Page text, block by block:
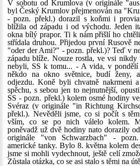
V sobotu od Krumlova (v originále
byl Český Krumlov přejmenován na
- pozn. překl.) dorazil s koňmi i
blížila od západu i od východu. Jeden
okna bílý prapor. Ti k nám přišlí ho chtěli
střídala druhou. Přijedou první Rusově
"oder der Ami?" - pozn. překl.)? Teď v
západu blíže. Nouze rostla, ve vsi
nebyli, SS k tomu... - A vida, v
někdo na okno světnice, budí ženy,
odjezdu. Koně byli chvatně nakrmeni
spěchu, s sebou jen to nejnutnější,
SS - pozn. překl.) kolem osmé hodiny
Svéraz (v originále "in Richtung
překl.). Nevěděli jsme, co si počít s
vším, co se po nich válelo kolem.
poněvadž už dvě hodiny nato dorazily
originále "von Schwarzbach" -
americké tanky. Bylo 8. května kolem
jsme si mohli vydechnout, ještě celí
Zůstala otázka, co se asi stalo s těmi na